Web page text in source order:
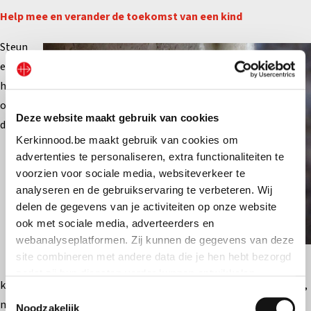
Deze website maakt gebruik van cookies
Kerkinnood.be maakt gebruik van cookies om
advertenties te personaliseren, extra functionaliteiten te
voorzien voor sociale media, websiteverkeer te
analyseren en de gebruikservaring te verbeteren. Wij
delen de gegevens van je activiteiten op onze website
ook met sociale media, adverteerders en
webanalyseplatformen. Zij kunnen de gegevens van deze
site combineren met andere data die je hen hebt bezorgd
Indien je dat toestaat, kunnen wij of onze partners onder
Noodzakelijk
Help mee en verander de toekomst van een kind
© ACN
Steun
en
help
om
deze
kinderen weer een toekomst te geven. Elk bedrag, groot of klein,
maakt een verschil. Samen kunnen we ervoor zorgen dat deze